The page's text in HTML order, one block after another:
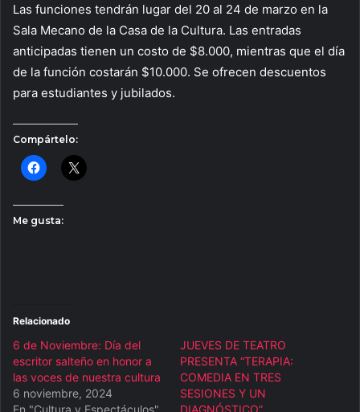
Las funciones tendrán lugar del 20 al 24 de marzo en la
Sala Mecano de la Casa de la Cultura. Las entradas
anticipadas tienen un costo de $8.000, mientras que el día
de la función costarán $10.000. Se ofrecen descuentos
para estudiantes y jubilados.
Compártelo:
Me gusta:
Relacionado
6 de Noviembre: Día del
escritor salteño en honor a
las voces de nuestra cultura
6 noviembre, 2024
En "Cultura y Espectáculos"
JUEVES DE TEATRO
PRESENTA “TERAPIA:
COMEDIA EN TRES
SESIONES Y UN
DIAGNÓSTICO”